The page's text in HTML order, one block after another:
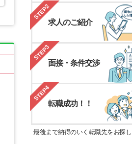
STEP2
求人のご紹介
STEP3
面接・条件交渉
STEP4
転職成功！！
最後まで納得のいく転職先をお探し